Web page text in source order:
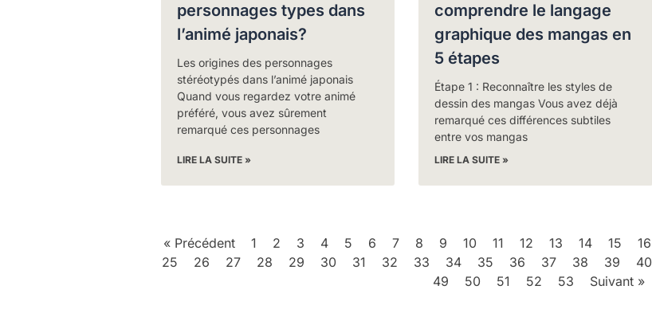
personnages types dans
l’animé japonais?
Les origines des personnages
stéréotypés dans l’animé japonais
Quand vous regardez votre animé
préféré, vous avez sûrement
remarqué ces personnages
LIRE LA SUITE »
comprendre le langage
graphique des mangas en
5 étapes
Étape 1 : Reconnaître les styles de
dessin des mangas Vous avez déjà
remarqué ces différences subtiles
entre vos mangas
LIRE LA SUITE »
« Précédent 1 2 3 4 5 6 7 8 9 10 11 12 13 14 15 16
25
26 27 28 29 30 31 32 33 34 35 36 37 38 39 40
49
50 51 52 53 Suivant »